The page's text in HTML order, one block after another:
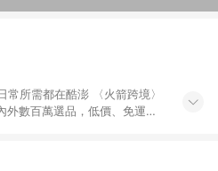
所需都在酷澎 〈火箭跨境〉
外數百萬選品，低價、免運，
配、火箭跨境優質選品不限金